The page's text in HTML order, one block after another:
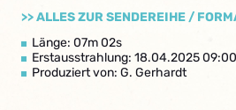
>> ALLES ZUR SENDEREIHE /
Länge: 07m 02s
Erstausstrahlung: 18.04.2025
Produziert von: G. Gerhardt